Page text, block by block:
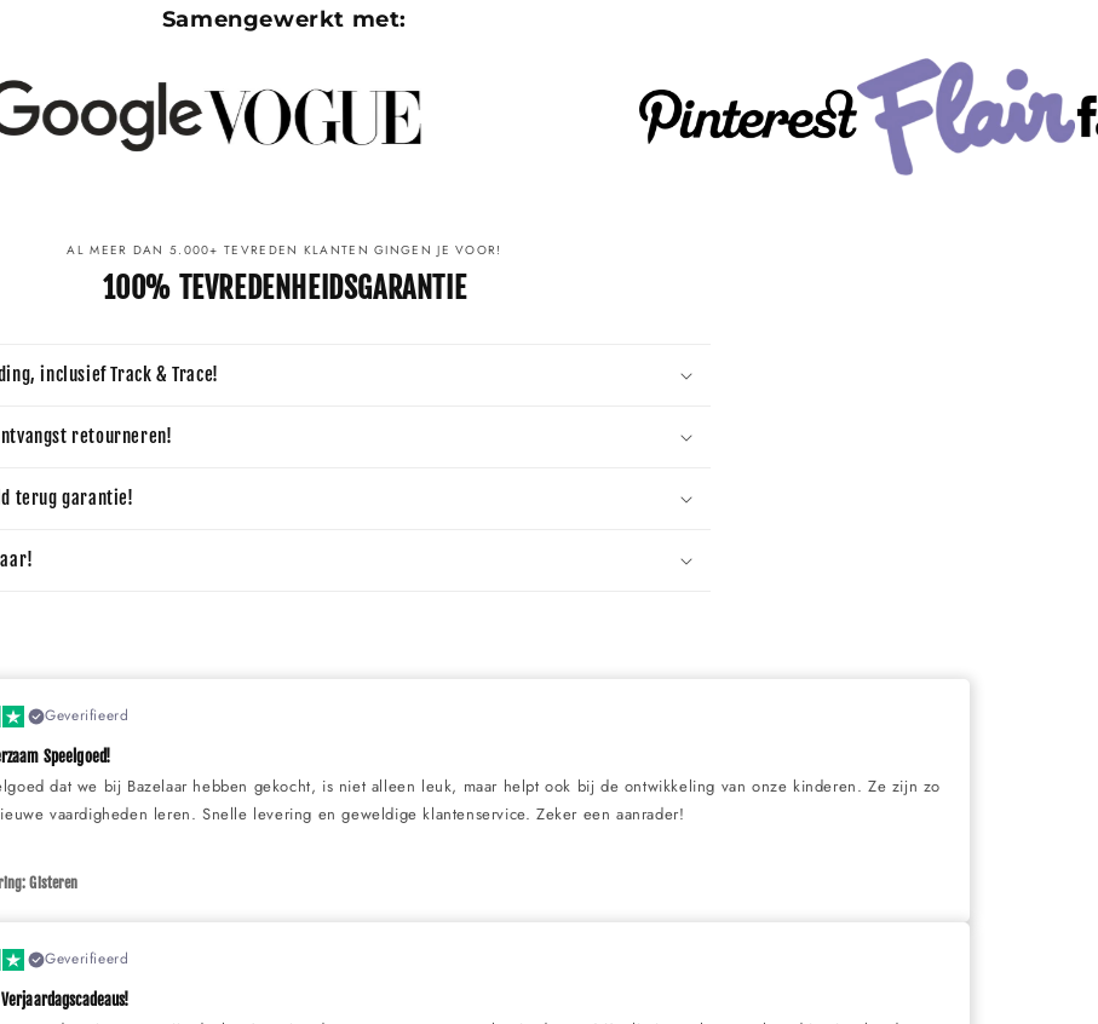
Samengewerkt met:
AL MEER DAN 5.000+ TEVREDEN KLANTEN GINGEN JE VOOR!
100% TEVREDENHEIDSGARANTIE
inclusief Track & Trace!
retourneren!
terug garantie!
Geverifieerd
Speelgoed!
dat we bij Bazelaar hebben gekocht, is niet alleen leuk, maar helpt ook bij de ontwikkeling van onze kinderen. Ze zijn zo
vaardigheden leren. Snelle levering en geweldige klantenservice. Zeker een aanrader!
Gisteren
Geverifieerd